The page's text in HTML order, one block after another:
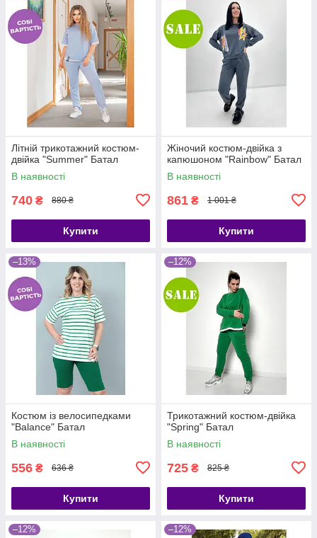
Літній трикотажний костюм-
двійка "Summer" Батал
В наявності
740 ₴ 880 ₴
Купити
Жіночий костюм-двійка з
капюшоном "Rainbow" Батал
В наявності
861 ₴ 1 001 ₴
Купити
–13%
Костюм із велосипедками
"Balance" Батал
В наявності
556 ₴ 636 ₴
Купити
–12%
Трикотажний костюм-двійка
"Spring" Батал
В наявності
725 ₴ 825 ₴
Купити
–12% –12%